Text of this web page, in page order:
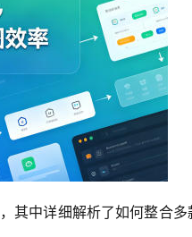
，其中详细解析了如何整合多